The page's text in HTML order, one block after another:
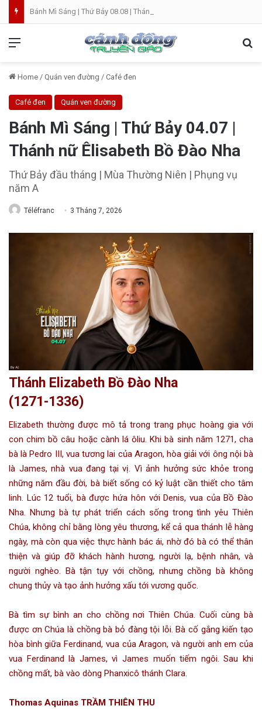
Bánh Mì Sáng | Thứ Bảy 08.08 | Thánh Đaminh, Linh mục
Home / Quán ven đường / Café đen
Café đen Quán ven đường
Bánh Mì Sáng | Thứ Bảy 04.07 |
Thánh nữ Êlisabeth Bồ Đào Nha
Thứ Bảy đầu tháng | Mùa Thường Niên | Phụng vụ
năm A
Téléfranc 3 Tháng 7, 2026
Thánh Elizabeth Bồ Đào Nha
(1271-1336)
Elizabeth thường được mô tả trong trang phục hoàng gia với
con chim bồ câu hoặc cành lá ôliu. Khi bà sinh năm 1271, cha
bà là Pedro III, vua tương lai của Aragon, hòa giải với ông nội bà
là James, nhà vua đang tại vị. Vì ảnh hưởng sức khỏe trong
những năm đầu đời, bà biết sống có kỷ luật cần thiết cho tâm
linh. Lúc 12 tuổi, bà được hứa hôn với Denis, vua của Bồ Đào
Nha. Nhưng bà tự phát triển cách sống trong tình yêu Thiên
Chúa, không chỉ bằng lòng yêu thương, kể cả qua thánh lễ hàng
ngày, mà còn qua việc thực hành bác ái, nhờ đó bà có thể thân
thiện và giúp đỡ khách hành hương, người lạ, bệnh nhân, và
người nghèo. Bà tận tụy với chồng, nhưng chồng bà không
chung thủy và tạo ảnh hưởng xấu tới vương quốc.
Bà tìm sự bình an cho chồng nơi Thiên Chúa. Cuối cùng bà
được ơn Chúa là chồng bà bỏ đàng tội lỗi. Bà cố gắng kiến tạo
hòa bình giữa Ferdinand, vua của Aragon, và người anh em của
vua Ferdinand là James, vì James muốn tiếm ngôi. Sau khi
chồng mất, bà vào dòng Phanxicô thánh Clara.
Thomas Aquinas TRẦM THIÊN THU